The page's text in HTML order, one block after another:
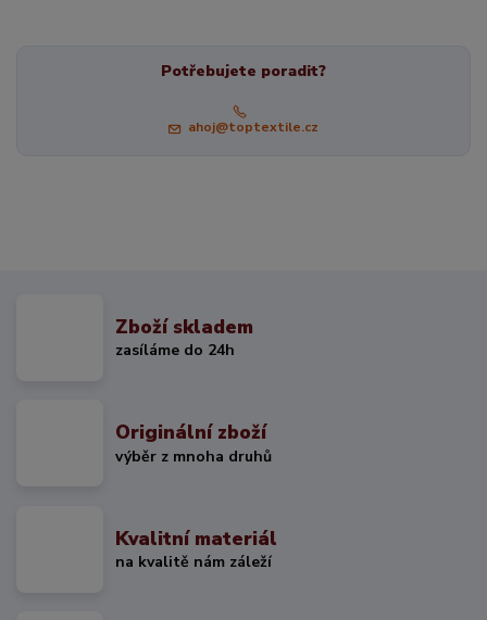
Potřebujete poradit?
ahoj@toptextile.cz
Zboží skladem
zasíláme do 24h
Originální zboží
výběr z mnoha druhů
Kvalitní materiál
na kvalitě nám záleží